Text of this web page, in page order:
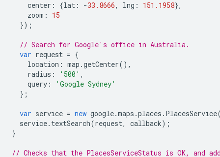
center : {lat : -33.8666, lng : 151.1958},
zoom :
15
});
// Search for Google's office in Australia.
var request = {
location : map .getCenter(),
radius : '500' ,
query :
'Google Sydney'
};
var service = new google.maps .places . PlacesService
service. textSearch(request, callback);
}
// Checks that the PlacesServiceStatus is OK, and